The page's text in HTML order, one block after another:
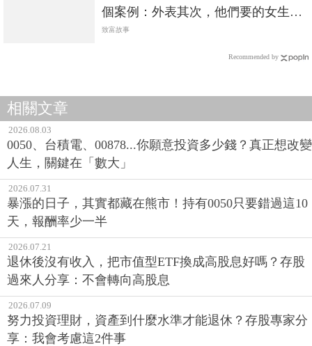
個案例：外表其次，他們要的女生有
「這些特質」
致富故事
Recommended by
相關文章
2026.08.03
0050、台積電、00878...你願意投資多少錢？真正想改變
人生，關鍵在「數大」
2026.07.31
暴漲的日子，其實都藏在熊市！持有0050只要錯過這10
天，報酬率少一半
2026.07.21
退休後沒有收入，把市值型ETF換成高股息好嗎？存股
過來人分享：不會轉向高股息
2026.07.09
努力投資理財，資產到什麼水準才能退休？存股專家分
享：我會考慮這2件事